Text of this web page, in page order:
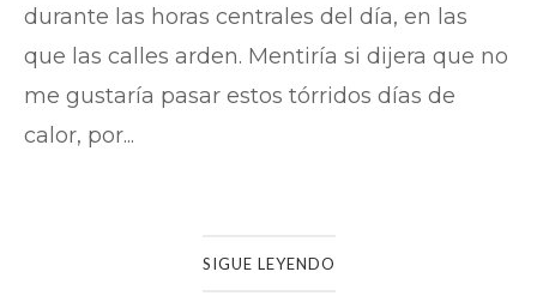
durante las horas centrales del día, en las
que las calles arden. Mentiría si dijera que no
me gustaría pasar estos tórridos días de
calor, por...
SIGUE LEYENDO